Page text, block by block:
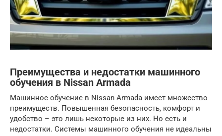
Преимущества и недостатки машинного
обучения в Nissan Armada
Машинное обучение в Nissan Armada имеет множество
преимуществ. Повышенная безопасность, комфорт и
удобство – это лишь некоторые из них. Но есть и
недостатки. Системы машинного обучения не идеальны